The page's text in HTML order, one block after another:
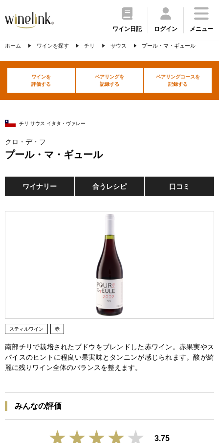
ワイン日記 ログイン メニュー
ホーム ワインを探す チリ サウス プール・マ・ギュール
ワインを
評価する
ペアリングを
記録する
ペアリングコースを
記録する
チリ サウス イタタ・ヴァレー
クロ・デ・フ
プール・マ・ギュール
ワイナリー 合うレシピ 口コミ
スティルワイン 赤
南部チリで栽培されたブドウをブレンドした赤ワイン。赤果実やス
パイスのヒントに程良い果実味とタンニンが感じられます。酸が綺
麗に残りワイン全体のバランスを整えます。
みんなの評価
3.75